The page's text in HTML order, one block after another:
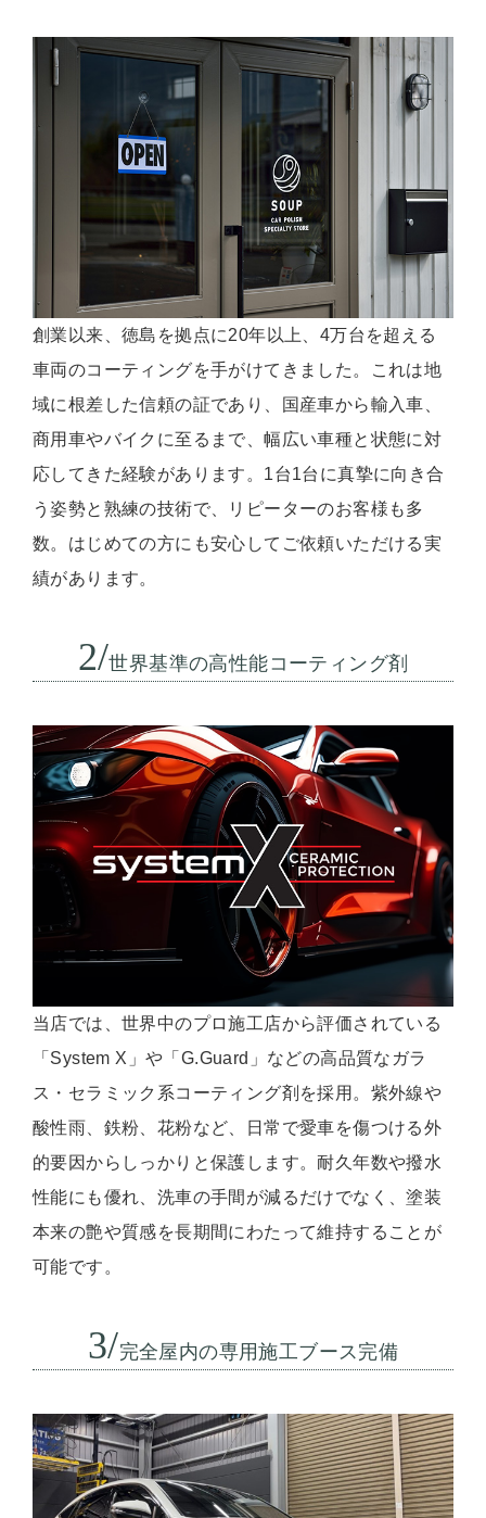
創業以来、徳島を拠点に20年以上、4万台を超える
車両のコーティングを手がけてきました。これは地
域に根差した信頼の証であり、国産車から輸入車、
商用車やバイクに至るまで、幅広い車種と状態に対
応してきた経験があります。1台1台に真摯に向き合
う姿勢と熟練の技術で、リピーターのお客様も多
数。はじめての方にも安心してご依頼いただける実
績があります。
2/世界基準の高性能コーティング剤
当店では、世界中のプロ施工店から評価されている
「System X」や「G.Guard」などの高品質なガラ
ス・セラミック系コーティング剤を採用。紫外線や
酸性雨、鉄粉、花粉など、日常で愛車を傷つける外
的要因からしっかりと保護します。耐久年数や撥水
性能にも優れ、洗車の手間が減るだけでなく、塗装
本来の艶や質感を長期間にわたって維持することが
可能です。
3/完全屋内の専用施工ブース完備